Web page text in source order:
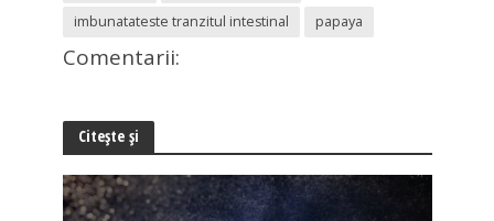
imbunatateste tranzitul intestinal
papaya
Comentarii:
Citește și